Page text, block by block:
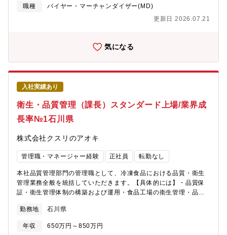
■成果に応じた納得感のある公正な評価制度を採用。■働きやすさ
区分から自分に最適な働き方を選択できます。総合職区分は毎年
職種
バイヤー・マーチャンダイザー(MD)
更新日 2026.07.21
気になる
入社実績あり
衛生・品質管理（課長）スタンダード上場/業界成
長率№1石川県
株式会社クスリのアオキ
管理職・マネージャー経験 正社員 転勤なし
本社品質管理部門の管理職として、冷凍食品における品質・衛生
管理業務全般を統括していただきます。【具体的には】・品質保
証・衛生管理体制の構築および運用・食品工場の衛生管理・品質
善・品質監査・内部監査・是正対応・クレーム・品質トラブル発
生時の原因分析および再発防止策の立案・法令・食品表示・各種
規格への対応・関係部署・工場との連携・品質改善活動の推進・
勤務地 石川県
年収 650万円～850万円